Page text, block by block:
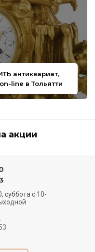
антиквариат,
line в Тольятти
акции
суббота с 10-